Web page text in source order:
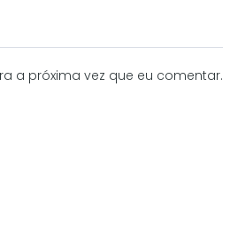
a próxima vez que eu comentar.